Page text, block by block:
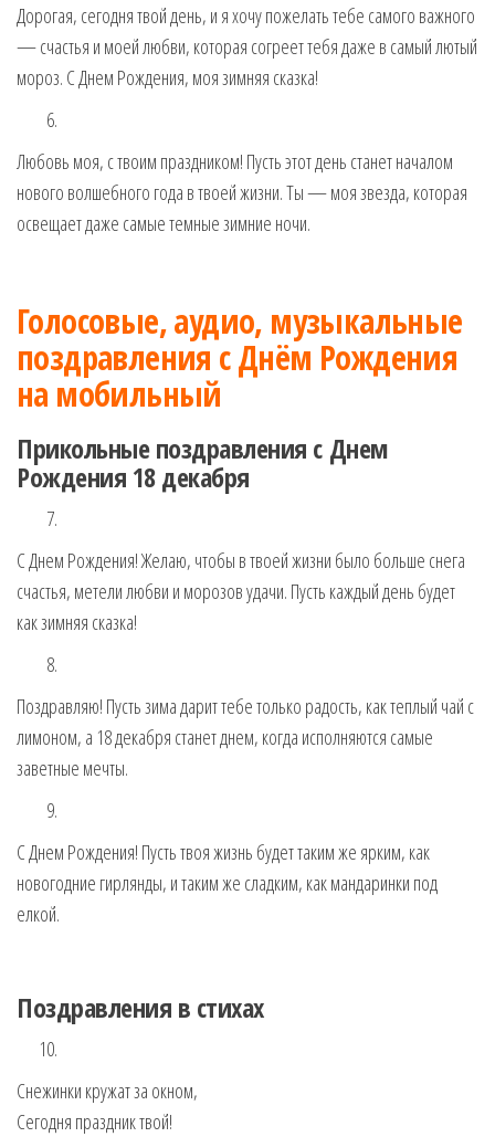
Дорогая, сегодня твой день, и я хочу пожелать тебе самого важного
— счастья и моей любви, которая согреет тебя даже в самый лютый
мороз. С Днем Рождения, моя зимняя сказка!
Любовь моя, с твоим праздником! Пусть этот день станет началом
нового волшебного года в твоей жизни. Ты — моя звезда, которая
освещает даже самые темные зимние ночи.
Голосовые, аудио, музыкальные
поздравления с Днём Рождения
на мобильный
Прикольные поздравления с Днем
Рождения 18 декабря
С Днем Рождения! Желаю, чтобы в твоей жизни было больше снега
счастья, метели любви и морозов удачи. Пусть каждый день будет
как зимняя сказка!
Поздравляю! Пусть зима дарит тебе только радость, как теплый чай с
лимоном, а 18 декабря станет днем, когда исполняются самые
заветные мечты.
С Днем Рождения! Пусть твоя жизнь будет таким же ярким, как
новогодние гирлянды, и таким же сладким, как мандаринки под
елкой.
Поздравления в стихах
Снежинки кружат за окном,
Сегодня праздник твой!